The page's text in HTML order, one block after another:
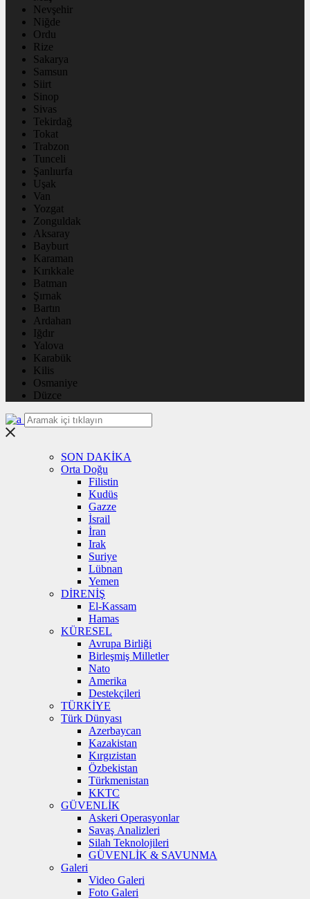
Nevşehir
Niğde
Ordu
Rize
Sakarya
Samsun
Siirt
Sinop
Sivas
Tekirdağ
Tokat
Trabzon
Tunceli
Şanlıurfa
Uşak
Van
Yozgat
Zonguldak
Aksaray
Bayburt
Karaman
Kırıkkale
Batman
Şırnak
Bartın
Ardahan
Iğdır
Yalova
Karabük
Kilis
Osmaniye
Düzce
SON DAKİKA
Orta Doğu
Filistin
Kudüs
Gazze
İsrail
İran
Irak
Suriye
Lübnan
Yemen
DİRENİŞ
El-Kassam
Hamas
KÜRESEL
Avrupa Birliği
Birleşmiş Milletler
Nato
Amerika
Destekçileri
TÜRKİYE
Türk Dünyası
Azerbaycan
Kazakistan
Kırgızistan
Özbekistan
Türkmenistan
KKTC
GÜVENLİK
Askeri Operasyonlar
Savaş Analizleri
Silah Teknolojileri
GÜVENLİK & SAVUNMA
Galeri
Video Galeri
Foto Galeri